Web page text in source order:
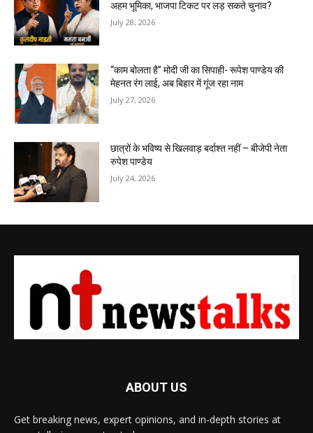
अहम भूमिका, भाजपा टिकट पर लड़ सकते चुनाव?
July 28, 2026
“काम बोलता है” मोदी जी का सिपाही- रूपेश पाण्डेय की
मेहनत रंग लाई, अब बिहार में गूंज रहा नाम
July 27, 2026
छात्रों के भविष्य से खिलवाड़ बर्दाश्त नहीं – बीजेपी नेता
रुपेश पाण्डेय
July 24, 2026
ABOUT US
Get breaking news, expert opinions, and in-depth stories at